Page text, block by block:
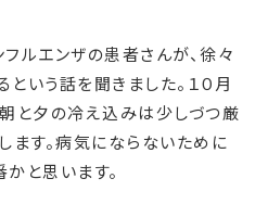
ルエンザの患者さんが、徐々
いう話を聞きました。１０月
と夕の冷え込みは少しづつ厳
ます。病気にならないために
と思います。